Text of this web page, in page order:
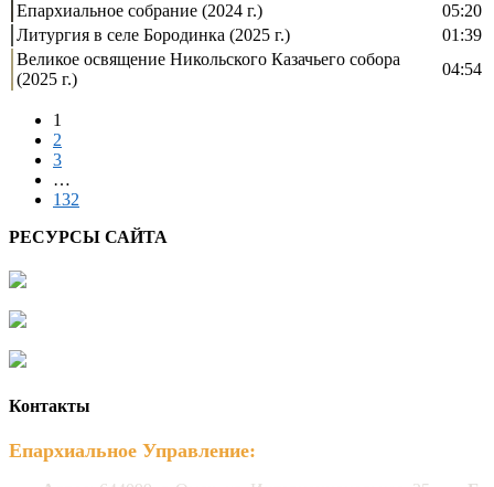
Епархиальное собрание (2024 г.)
05:20
Литургия в селе Бородинка (2025 г.)
01:39
Великое освящение Никольского Казачьего собора
(2025 г.)
04:54
1
2
3
…
132
РЕСУРСЫ САЙТА
Контакты
Епархиальное Управление: